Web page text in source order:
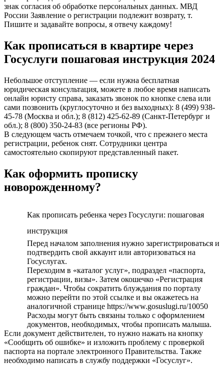
знак согласия об обработке персональных данных. МВД
России Заявление о регистрации подлежит возврату, т.
Пишите и задавайте вопросы, я отвечу каждому!
Как прописаться в квартире через
Госуслуги пошаговая инструкция 2024
Небольшое отступление — если нужна бесплатная
юридическая консультация, можете в любое время написать
онлайн юристу справа, заказать звонок по кнопке слева или
сами позвонить (круглосуточно и без выходных): 8 (499) 938-
45-78 (Москва и обл.); 8 (812) 425-62-89 (Санкт-Петербург и
обл.); 8 (800) 350-24-83 (все регионы РФ).
В следующем часть отмечаем точкой, что с прежнего места
регистрации, ребенок снят. Сотрудники центра
самостоятельно скопируют представленный пакет.
Как оформить прописку
новорожденному?
Как прописать ребенка через Госуслуги: пошаговая
инструкция
Перед началом заполнения нужно зарегистрироваться и
подтвердить свой аккаунт или авторизоваться на
Госуслугах.
Переходим в «каталог услуг», подраздел «паспорта,
регистрации, визы». Затем окошечко «Регистрация
граждан». Чтобы сократить блуждания по порталу
можно перейти по этой ссылке и вы окажетесь на
аналогичной странице https://www.gosuslugi.ru/10050
Расходы могут быть связаны только с оформлением
документов, необходимых, чтобы прописать малыша.
Если документ действителен, то нужно нажать на кнопку
«Сообщить об ошибке» и изложить проблему с проверкой
паспорта на портале электронного Правительства. Также
необходимо написать в службу поддержки «Госуслуг».